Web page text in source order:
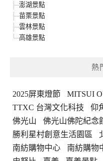
澎湖景點
苗栗景點
雲林景點
高雄景點
熱
2025屏東燈節
MITSUI
TTXC 台灣文化科技
仰
佛光山
佛光山佛陀紀念
勝利星村創意生活園區
南紡購物中心
南紡購物